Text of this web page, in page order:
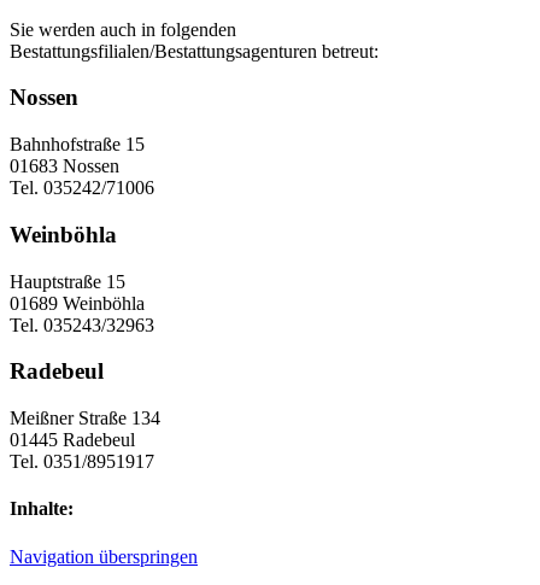
Sie werden auch in folgenden
Bestattungsfilialen/Bestattungsagenturen betreut:
Nossen
Bahnhofstraße 15
01683 Nossen
Tel. 035242/71006
Weinböhla
Hauptstraße 15
01689 Weinböhla
Tel. 035243/32963
Radebeul
Meißner Straße 134
01445 Radebeul
Tel. 0351/8951917
Inhalte:
Navigation überspringen